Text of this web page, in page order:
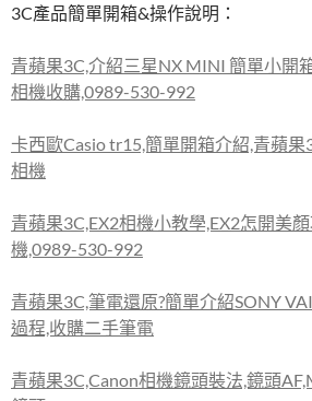
3C產品簡單開箱&操作說明：
青蘋果3C,介紹三星NX MINI 簡單小開
相機收購,0989-530-992
卡西歐Casio tr15,簡單開箱介紹,青蘋
相機
青蘋果3C,EX2相機小教學,EX2怎開美
機,0989-530-992
青蘋果3C,筆電還原?簡單介紹SONY
過程,收購二手筆電
青蘋果3C,Canon相機鏡頭裝法,鏡頭